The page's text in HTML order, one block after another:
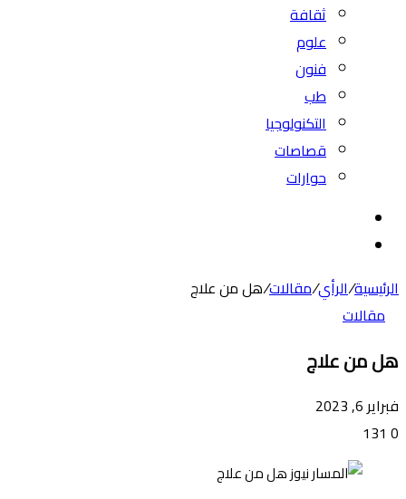
ثقافة
علوم
فنون
طب
التكنولوجيا
قصاصات
حوارات
المظلم
الرئيسية/الرأي/مقالات/هل من علاج
مقالات
هل من علاج
فبراير 6, 2023
0